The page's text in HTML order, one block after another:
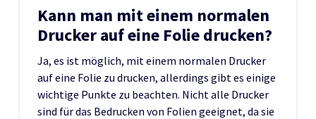
Kann man mit einem normalen
Drucker auf eine Folie drucken?
Ja, es ist möglich, mit einem normalen Drucker
auf eine Folie zu drucken, allerdings gibt es einige
wichtige Punkte zu beachten. Nicht alle Drucker
sind für das Bedrucken von Folien geeignet, da sie